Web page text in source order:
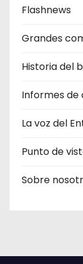
Flashnews
Grandes
Historia del
Informes
La voz del
Punto de
Sobre